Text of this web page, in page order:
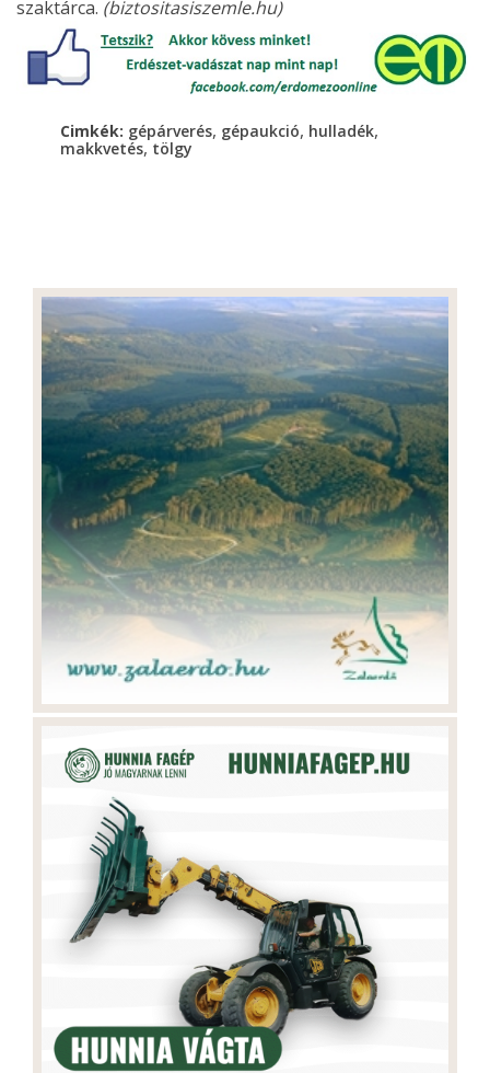
szaktárca. (biztositasiszemle.hu)
Cimkék: gépárverés, gépaukció, hulladék,
makkvetés,tölgy